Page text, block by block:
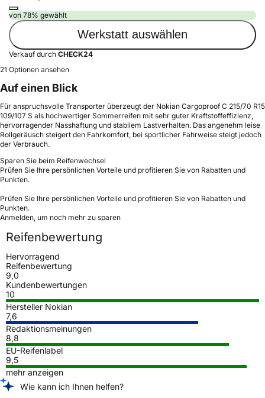
von 78% gewählt
Werkstatt auswählen
Verkauf durch CHECK24
21 Optionen ansehen
Auf einen Blick
Für anspruchsvolle Transporter überzeugt der Nokian Cargoproof C 215/70 R15
109/107 S als hochwertiger Sommerreifen mit sehr guter Kraftstoffeffizienz,
hervorragender Nasshaftung und stabilem Lastverhalten. Das angenehm leise
Rollgeräusch steigert den Fahrkomfort, bei sportlicher Fahrweise steigt jedoch
der Verbrauch.
Sparen Sie beim Reifenwechsel
Prüfen Sie Ihre persönlichen Vorteile und profitieren Sie von Rabatten und
Punkten.
Prüfen Sie Ihre persönlichen Vorteile und profitieren Sie von Rabatten und
Punkten.
Anmelden, um noch mehr zu sparen
Reifenbewertung
Hervorragend
Reifenbewertung
9,0
Kundenbewertungen
10
Hersteller Nokian
7,6
Redaktionsmeinungen
8,8
EU-Reifenlabel
9,5
mehr anzeigen
Wie kann ich Ihnen helfen?